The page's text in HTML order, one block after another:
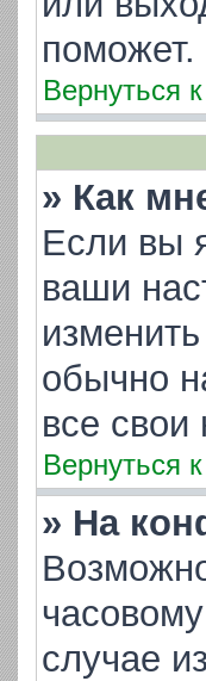
поможет.
Вернуться
» Как
Если вы
ваши
обычно
все свои
Вернуться
» На
случае